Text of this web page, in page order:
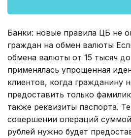
Банки: новые правила ЦБ не
граждан на обмен валюты
обмена валюты от 15 тысяч
применялась упрощенная
клиентов, когда гражданину
предоставить только
также реквизиты паспорта.
совершении операций
рублей нужно будет